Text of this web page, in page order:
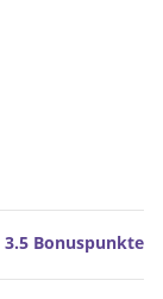
3.5 Bonuspunkte